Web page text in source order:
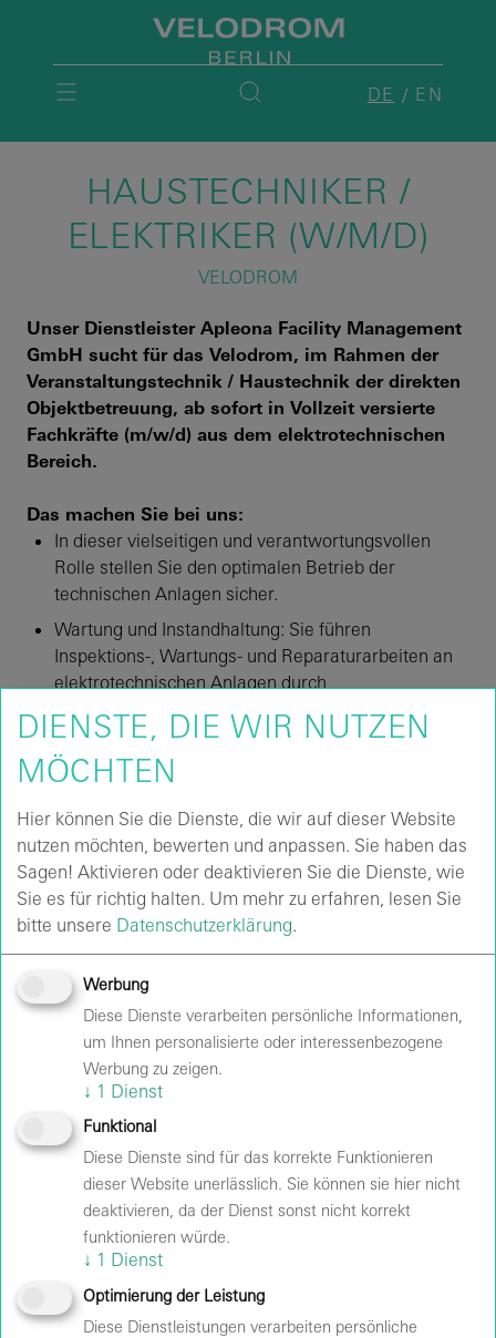
DE EN
HAUSTECHNIKER /
ELEKTRIKER (W/M/D)
VELODROM
Unser Dienstleister Apleona Facility Management
GmbH sucht für das Velodrom, im Rahmen der
Veranstaltungstechnik / Haustechnik der direkten
Objektbetreuung, ab sofort in Vollzeit versierte
Fachkräfte (m/w/d) aus dem elektrotechnischen
Bereich.
Das machen Sie bei uns:
In dieser vielseitigen und verantwortungsvollen
Rolle stellen Sie den optimalen Betrieb der
technischen Anlagen sicher.
Wartung und Instandhaltung: Sie führen
Inspektions-, Wartungs- und Reparaturarbeiten an
elektrotechnischen Anlagen durch
Störungsbehebung: Sie analysieren Fehlerquellen
und setzen Maßnahmen zur Störungsbeseitigung
um, um eine hohe Verfügbarkeit der Anlagen zu
Dokumentation: Sie dokumentieren Ihre Arbeiten
gemäß geltenden Vorschriften und tragen zur
Einhaltung aller Qualitätsstandards bei
Kundenkontakt: Sie sind Ansprechpartner vor Ort
für den Kunden und koordinieren externe
Dienstleister bei Bedarf
Energieeffizienz: Sie bringen Ideen zur Optimierung
des Anlagenbetriebs ein und unterstützen so
nachhaltige Betriebsprozesse
Das wünschen wir uns von Ihnen:
Wir suchen eine engagierte Persönlichkeit mit
fundierten Kenntnissen und Begeisterung für
Gebäudetechnik.
Abgeschlossene Ausbildung im Bereich
Elektrotechnik, Elektronik oder eine vergleichbare
Qualifikation
Erste Berufserfahrung in der Betreuung von
DIENSTE, DIE WIR NUTZEN
MÖCHTEN
Hier können Sie die Dienste, die wir auf dieser Website
nutzen möchten, bewerten und anpassen. Sie haben das
Sagen! Aktivieren oder deaktivieren Sie die Dienste, wie
Sie es für richtig halten. Um mehr zu erfahren, lesen Sie
bitte unsere Datenschutzerklärung.
Werbung
Diese Dienste verarbeiten persönliche Informationen,
um Ihnen personalisierte oder interessenbezogene
Werbung zu zeigen.
↓ 1 Dienst
Funktional
Diese Dienste sind für das korrekte Funktionieren
dieser Website unerlässlich. Sie können sie hier nicht
deaktivieren, da der Dienst sonst nicht korrekt
funktionieren würde.
↓ 1 Dienst
Optimierung der Leistung
Diese Dienstleistungen verarbeiten persönliche